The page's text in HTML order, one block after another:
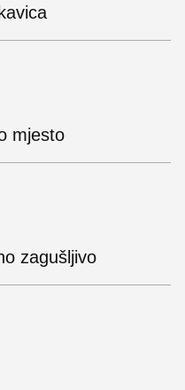
mjesto
zagušljivo